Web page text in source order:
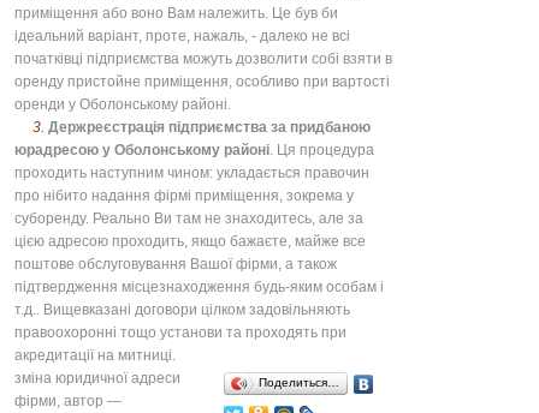
приміщення або воно Вам належить. Це був би
ідеальний варіант, проте, нажаль, - далеко не всі
початківці підприємства можуть дозволити собі взяти в
оренду пристойне приміщення, особливо при вартості
оренди у Оболонському районі.
3. Держреєстрація підприємства за придбаною
юрадресою у Оболонському районі. Ця процедура
проходить наступним чином: укладається правочин
про нібито надання фірмі приміщення, зокрема у
суборенду. Реально Ви там не знаходитесь, але за
цією адресою проходить, якщо бажаєте, майже все
поштове обслуговування Вашої фірми, а також
підтвердження місцезнаходження будь-яким особам і
т.д.. Вищевказані договори цілком задовільняють
правоохоронні тощо установи та проходять при
акредитації на митниці.
зміна юридичної адреси
фірми, автор —
Поделиться…